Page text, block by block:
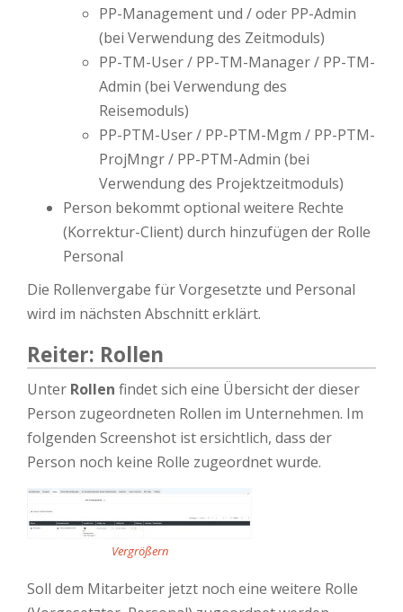
PP-Management und / oder PP-Admin
(bei Verwendung des Zeitmoduls)
PP-TM-User / PP-TM-Manager / PP-TM-
Admin (bei Verwendung des
Reisemoduls)
PP-PTM-User / PP-PTM-Mgm / PP-PTM-
ProjMngr / PP-PTM-Admin (bei
Verwendung des Projektzeitmoduls)
Person bekommt optional weitere Rechte
(Korrektur-Client) durch hinzufügen der Rolle
Personal
Die Rollenvergabe für Vorgesetzte und Personal
wird im nächsten Abschnitt erklärt.
Reiter: Rollen
Unter Rollen findet sich eine Übersicht der dieser
Person zugeordneten Rollen im Unternehmen. Im
folgenden Screenshot ist ersichtlich, dass der
Person noch keine Rolle zugeordnet wurde.
Vergrößern
Soll dem Mitarbeiter jetzt noch eine weitere Rolle